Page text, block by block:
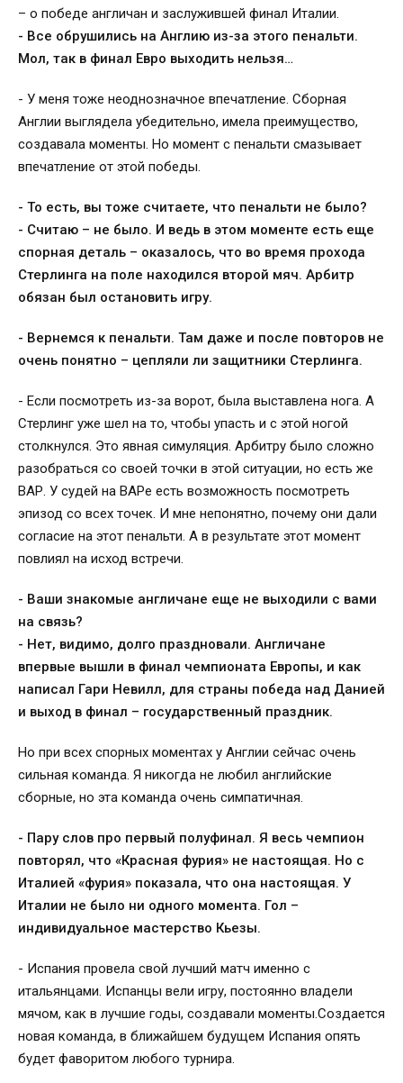
– о победе англичан и заслужившей финал Италии.
- Все обрушились на Англию из-за этого пенальти.
Мол, так в финал Евро выходить нельзя…
- У меня тоже неоднозначное впечатление. Сборная
Англии выглядела убедительно, имела преимущество,
создавала моменты. Но момент с пенальти смазывает
впечатление от этой победы.
- То есть, вы тоже считаете, что пенальти не было?
- Считаю – не было. И ведь в этом моменте есть еще
спорная деталь – оказалось, что во время прохода
Стерлинга на поле находился второй мяч. Арбитр
обязан был остановить игру.
- Вернемся к пенальти. Там даже и после повторов не
очень понятно – цепляли ли защитники Стерлинга.
- Если посмотреть из-за ворот, была выставлена нога. А
Стерлинг уже шел на то, чтобы упасть и с этой ногой
столкнулся. Это явная симуляция. Арбитру было сложно
разобраться со своей точки в этой ситуации, но есть же
ВАР. У судей на ВАРе есть возможность посмотреть
эпизод со всех точек. И мне непонятно, почему они дали
согласие на этот пенальти. А в результате этот момент
повлиял на исход встречи.
- Ваши знакомые англичане еще не выходили с вами
на связь?
- Нет, видимо, долго праздновали. Англичане
впервые вышли в финал чемпионата Европы, и как
написал Гари Невилл, для страны победа над Данией
и выход в финал – государственный праздник.
Но при всех спорных моментах у Англии сейчас очень
сильная команда. Я никогда не любил английские
сборные, но эта команда очень симпатичная.
- Пару слов про первый полуфинал. Я весь чемпион
повторял, что «Красная фурия» не настоящая. Но с
Италией «фурия» показала, что она настоящая. У
Италии не было ни одного момента. Гол –
индивидуальное мастерство Кьезы.
- Испания провела свой лучший матч именно с
итальянцами. Испанцы вели игру, постоянно владели
мячом, как в лучшие годы, создавали моменты.Создается
новая команда, в ближайшем будущем Испания опять
будет фаворитом любого турнира.